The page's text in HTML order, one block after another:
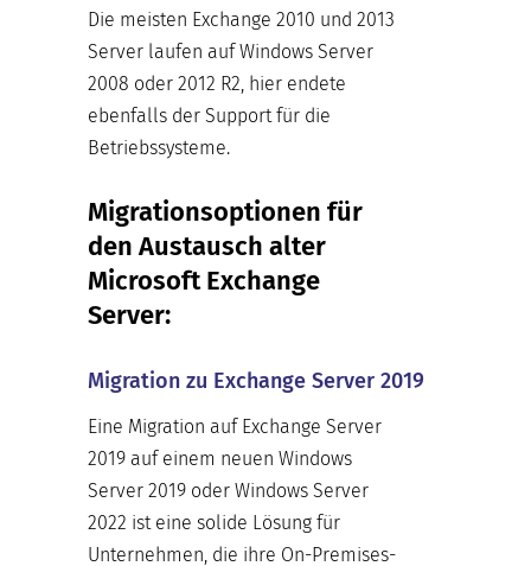
Die meisten Exchange 2010 und 2013
Server laufen auf Windows Server
2008 oder 2012 R2, hier endete
ebenfalls der Support für die
Betriebssysteme.
Migrationsoptionen für
den Austausch alter
Microsoft Exchange
Server:
Migration zu Exchange Server 2019
Eine Migration auf Exchange Server
2019 auf einem neuen Windows
Server 2019 oder Windows Server
2022 ist eine solide Lösung für
Unternehmen, die ihre On-Premises-